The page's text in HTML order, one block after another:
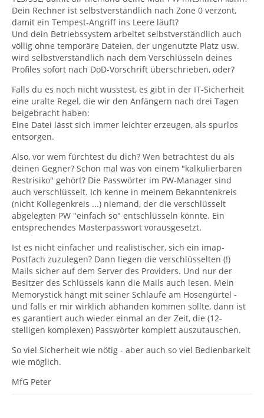
Dein Rechner ist selbstverständlich nach Zone 0 verzont,
damit ein Tempest-Angriff ins Leere läuft?
Und dein Betriebssystem arbeitet selbstverständlich auch
völlig ohne temporäre Dateien, der ungenutzte Platz usw.
wird selbstverständlich nach dem Verschlüsseln deines
Profiles sofort nach DoD-Vorschrift überschrieben, oder?
Falls du es noch nicht wusstest, es gibt in der IT-Sicherheit
eine uralte Regel, die wir den Anfängern nach drei Tagen
beigebracht haben:
Eine Datei lässt sich immer leichter erzeugen, als spurlos
entsorgen.
Also, vor wem fürchtest du dich? Wen betrachtest du als
deinen Gegner? Schon mal was von einem "kalkulierbaren
Restrisiko" gehört? Die Passwörter im PW-Manager sind
auch verschlüsselt. Ich kenne in meinem Bekanntenkreis
(nicht Kollegenkreis ...) niemand, der die verschlüsselt
abgelegten PW "einfach so" entschlüsseln könnte. Ein
entsprechendes Masterpasswort vorausgesetzt.
Ist es nicht einfacher und realistischer, sich ein imap-
Postfach zuzulegen? Dann liegen die verschlüsselten (!)
Mails sicher auf dem Server des Providers. Und nur der
Besitzer des Schlüssels kann die Mails auch lesen. Mein
Memorystick hängt mit seiner Schlaufe am Hosengürtel -
und falls er mir wirklich abhanden kommen sollte, dann ist
es garantiert auch wieder einmal an der Zeit, die (12-
stelligen komplexen) Passwörter komplett auszutauschen.
So viel Sicherheit wie nötig - aber auch so viel Bedienbarkeit
wie möglich.
MfG Peter